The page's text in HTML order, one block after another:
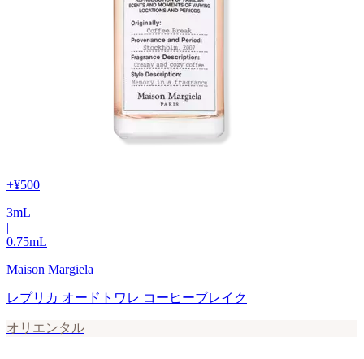
+¥500
3mL
|
0.75mL
Maison Margiela
レプリカ オードトワレ コーヒーブレイク
オリエンタル